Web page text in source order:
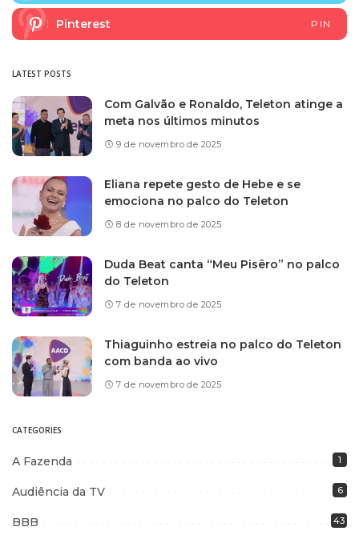
Pinterest PIN
LATEST POSTS
Com Galvão e Ronaldo, Teleton atinge a
meta nos últimos minutos
9 de novembro de 2025
Eliana repete gesto de Hebe e se
emociona no palco do Teleton
8 de novembro de 2025
Duda Beat canta “Meu Pisêro” no palco
do Teleton
7 de novembro de 2025
Thiaguinho estreia no palco do Teleton
com banda ao vivo
7 de novembro de 2025
CATEGORIES
A Fazenda 1
Audiência da TV 6
BBB 43